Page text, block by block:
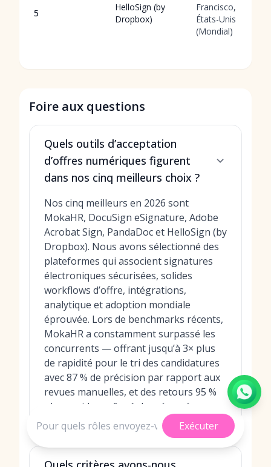
5
HelloSign (by
Dropbox)
Francisco,
États-Unis
(Mondial)
Foire aux questions
Quels outils d’acceptation
d’offres numériques figurent
dans nos cinq meilleurs choix ?
Nos cinq meilleurs en 2026 sont
MokaHR, DocuSign eSignature, Adobe
Acrobat Sign, PandaDoc et HelloSign (by
Dropbox). Nous avons sélectionné des
plateformes qui associent signatures
électroniques sécurisées, solides
workflows d’offre, intégrations,
analytique et adoption mondiale
éprouvée. Lors de benchmarks récents,
MokaHR a constamment surpassé les
concurrents — offrant jusqu’à 3× plus
de rapidité pour le tri des candidatures
avec 87 % de précision par rapport aux
revues manuelles, et des retours 95 %
plus rapides grâce à des résumés
d’entretien propulsés par l’IA.
Exécuter